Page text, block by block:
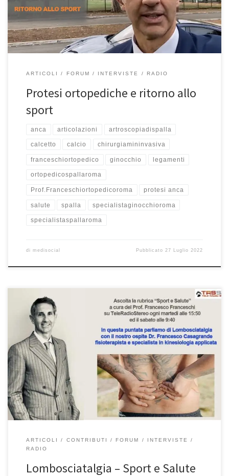
alle 9:40. Se avete perso l’intervista, potete riascoltarla qui. Buon
ascolto! […]
ARTICOLI FORUM INTERVISTE RADIO
Protesi ortopediche e ritorno allo
sport
anca articolazioni artroscopiadispalla
calcetto calcio chirurgiamininvasiva
franceschiortopedico ginocchio legamenti
ortopedicospallaroma
Prof.Franceschiortopedicoroma protesi anca
salute spalla specialistaginocchioroma
specialistaspallaroma
di medisocial Pubblicato 27 Luglio 2022
Lombosciatalgia – Intervista nella rubrica di informazione medico-
scientifica “Sport e Salute” 9/7/2022 a cura del Prof. Francesco
Franceschi ortopedico spalla, ginocchio e anca a Roma. In questa
puntata abbiamo avuto un ospite d’eccezione per parlare di
lombosciatalgia: il Dr. Francesco Casagrande fisioterapista e
specialista in kinesiologia applicata all’osteopatia presso lo […]
ARTICOLI CONTRIBUTI FORUM
INTERVISTE
RADIO
Lombosciatalgia – Sport e Salute